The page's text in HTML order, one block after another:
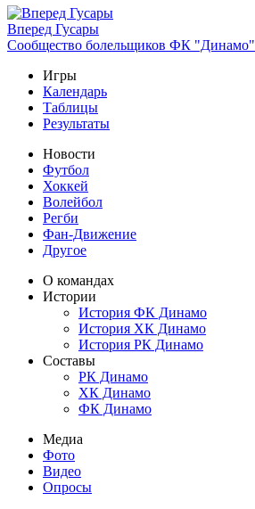
Вперед Гусары
Сообщество болельщиков ФК "Динамо"
Игры
Календарь
Таблицы
Результаты
Новости
Футбол
Хоккей
Волейбол
Регби
Фан-Движение
Другое
О командах
Истории
История ФК Динамо
История ХК Динамо
История РК Динамо
Составы
РК Динамо
ХК Динамо
ФК Динамо
Медиа
Фото
Видео
Опросы